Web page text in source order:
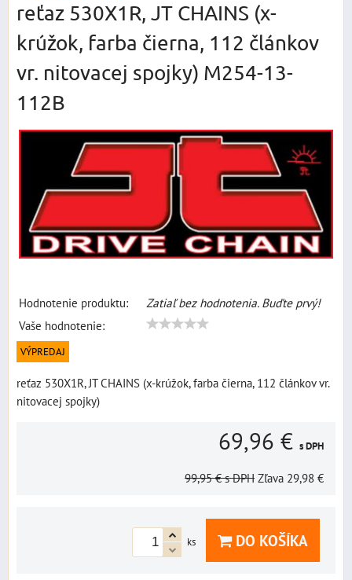
reťaz 530X1R, JT CHAINS (x-
krúžok, farba čierna, 112 článkov
vr. nitovacej spojky) M254-13-
112B
Hodnotenie produktu:
Zatiaľ bez hodnotenia. Buďte prvý!
Vaše hodnotenie:
VÝPREDAJ
reťaz 530X1R, JT CHAINS (x-krúžok, farba čierna, 112 článkov vr.
nitovacej spojky)
69,96 € s DPH
99,95 € s DPH Zľava 29,98 €
ks DO KOŠÍKA